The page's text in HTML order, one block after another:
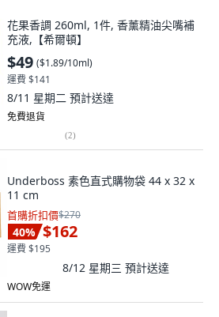
花果香調 260ml, 1件, 香薰精油尖嘴補
充液,【希爾頓】
$49 ($1.89/10ml)
運費 $141
8/11 星期二 預計送達
免費退貨
(2)
Underboss 素色直式購物袋 44 x 32 x
11 cm
首購折扣價$270
40% $162
運費 $195
8/12 星期三 預計送達
WOW免運